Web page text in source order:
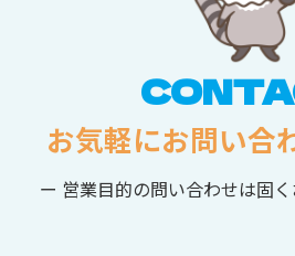
お気軽にお問い合
ー 営業目的の問い合わせは固